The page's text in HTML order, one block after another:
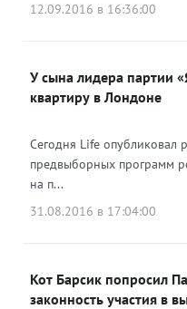
12.09.2016 в 16:36:00
У сына лидера партии
квартиру в Лондоне
Сегодня Life опубликовал
предвыборных программ
на п...
31.08.2016 в 17:04:00
Кот Барсик попросил
законность участия в